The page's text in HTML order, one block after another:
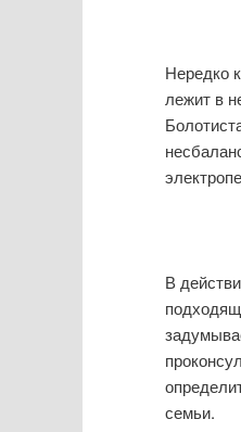
Нередко
лежит в
В
семьи.